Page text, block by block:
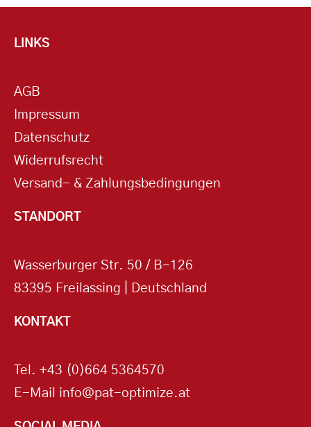
LINKS
AGB
Impressum
Datenschutz
Widerrufsrecht
Versand- & Zahlungsbedingungen
STANDORT
Wasserburger Str. 50 / B-126
83395 Freilassing | Deutschland
KONTAKT
Tel. +43 (0)664 5364570
E-Mail info@pat-optimize.at